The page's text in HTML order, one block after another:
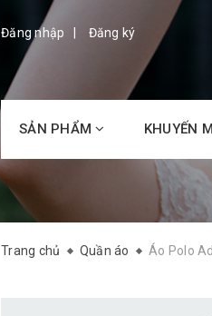
Đăng nhập Đăng ký
SẢN PHẨM KHUYẾN
Trang chủ Quần áo Áo Polo